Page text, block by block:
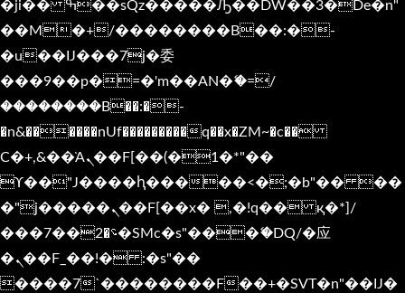
�ji�� ߒ��sQz�����Ԡ��DW��3�De�n"
��M�+/��������B��:�-
�u��IJ���7j�委
���9��p�=�'m��AN�ޭ�=/
��������B��:�-
�n&������nUf���������q��x�ZM~�c��
Ϲ�+,&��Ὰܢ��F[��(�1�*"��
ϒ��"J����ԧ�����<�;�b"�� ��
�"j�����ܢ��F[��x� ,�!q�� қ�*]/
���؝�2��7�SMc�s"���ޭ�DQ/�应
�ܢ��F_��!� :�s"��
����7`��������F��+�SVT�n"��IJ�